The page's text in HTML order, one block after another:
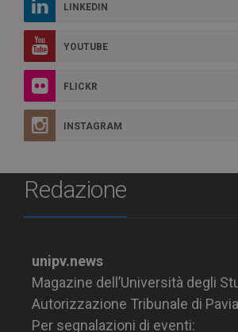
LINKEDIN
YOUTUBE
FLICKR
INSTAGRAM
Redazione
unipv.news
Magazine dell’Università degli
Autorizzazione Tribunale di
Per segnalazioni di eventi: